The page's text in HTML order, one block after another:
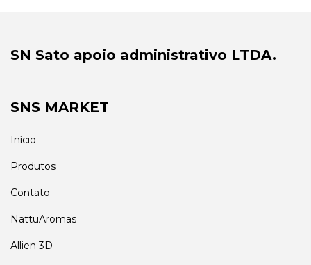
SN Sato apoio administrativo LTDA.
SNS MARKET
Início
Produtos
Contato
NattuAromas
Allien 3D